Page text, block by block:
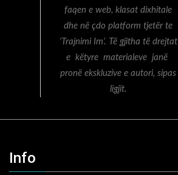
faqen e web, klasat dixhitale
dhe në çdo platform tjetër te
‘Trajnimi Im’. Të gjitha të drejtat
e këtyre materialeve janë
pronë ekskluzive e autori, sipas
ligjit.
Info